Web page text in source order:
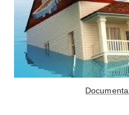
Materassi
Lattice
Memory Foam
Reti Letto
Cuscini
Consigli materassi